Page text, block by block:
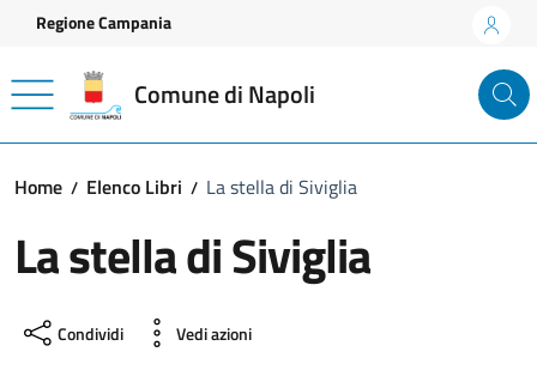
Vai ai contenuti
Vai al footer
Regione Campania
Comune di Napoli
Home Elenco Libri La stella di Siviglia
La stella di Siviglia
Condividi Vedi azioni